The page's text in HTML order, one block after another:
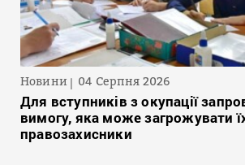
Новини 04 Серпня 2026
Для вступників з окупації
вимогу, яка може загрожувати
правозахисники